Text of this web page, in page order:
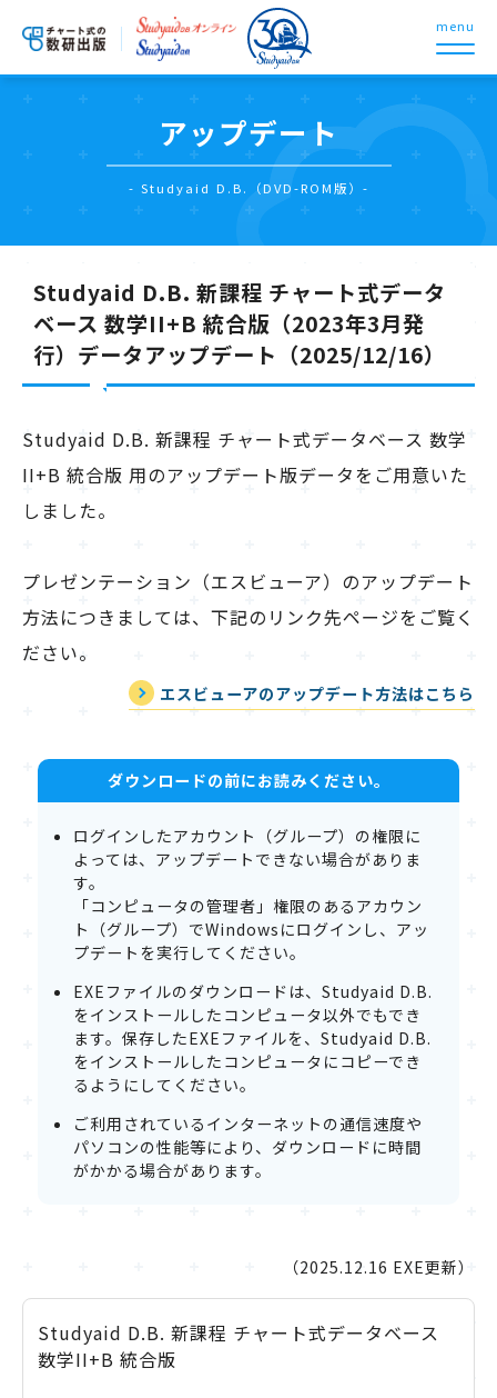
menu
アップデート
- Studyaid D.B.（DVD-ROM版）-
Studyaid D.B. 新課程 チャート式データ
ベース 数学II+B 統合版（2023年3月発
行）データアップデート（2025/12/16）
Studyaid D.B. 新課程 チャート式データベース 数学
II+B 統合版 用のアップデート版データをご用意いた
しました。
プレゼンテーション（エスビューア）のアップデート
方法につきましては、下記のリンク先ページをご覧く
ださい。
エスビューアのアップデート方法はこちら
ダウンロードの前にお読みください。
ログインしたアカウント（グループ）の権限に
よっては、アップデートできない場合がありま
す。
「コンピュータの管理者」権限のあるアカウン
ト（グループ）でWindowsにログインし、アッ
プデートを実行してください。
EXEファイルのダウンロードは、Studyaid D.B.
をインストールしたコンピュータ以外でもでき
ます。保存したEXEファイルを、Studyaid D.B.
をインストールしたコンピュータにコピーでき
るようにしてください。
ご利用されているインターネットの通信速度や
パソコンの性能等により、ダウンロードに時間
がかかる場合があります。
（2025.12.16 EXE更新）
Studyaid D.B. 新課程 チャート式データベース
数学II+B 統合版